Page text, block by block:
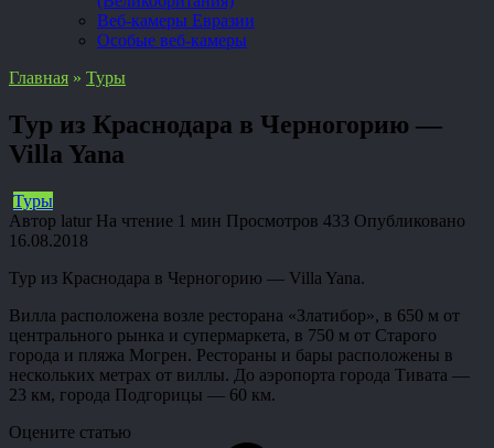
Веб-камеры Евразии
Особые веб-камеры
Главная » Туры
Тур из Краснодара в Черногорию —
Villa Yana
Туры
Автор latur На чтение 1 мин Просмотров 433 Опубликовано
16.08.2018
Тур из Краснодара в Черногорию — Villa Yana.
Вилла расположена возле ресторана «Златибор», в 650 м от
центрального рынка и супермаркета, в 750 м от Старого
города и пляжа Могрен. Рестораны и бары расположены в
нескольких метрах от виллы. До аэропорта города Тивата —
23 км, города Подгорицы — 60 км.
Оцените статью